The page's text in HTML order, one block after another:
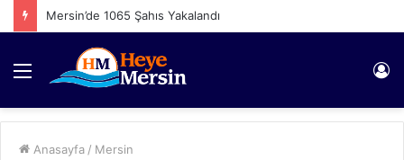
Mersin’de 1065 Şahıs Yakalandı
Menü
Anasayfa / Mersin